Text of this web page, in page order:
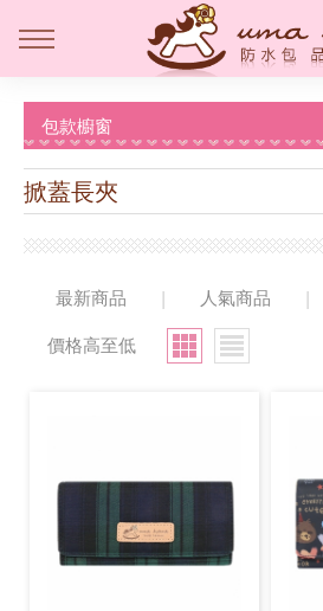
包款櫥窗
掀蓋長夾
最新商品 | 人氣商品 |
價格高至低